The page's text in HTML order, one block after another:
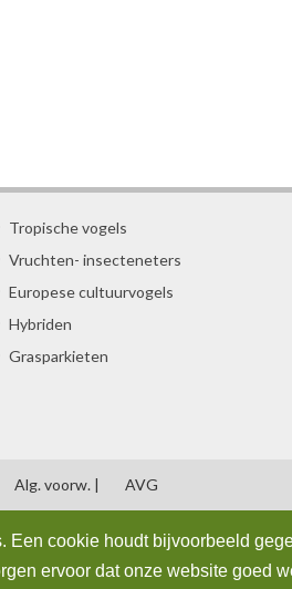
Een cookie houdt bijvoorbeeld
ervoor dat onze website goed
Tropische vogels
Vruchten- insecteneters
Europese cultuurvogels
Hybriden
Grasparkieten
Alg. voorw. | AVG